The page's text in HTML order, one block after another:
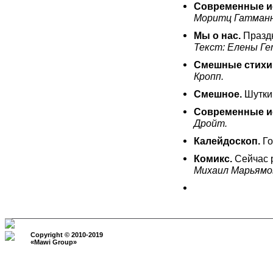
Современные
Моритц
Мы о нас.
Текст: Елены
Смешные
Кропп.
Смешное.
Современные
Дройт.
Калейдоскоп.
Комикс. Сейчас
Михаил
Copyright © 2010-2019
«Mawi Group»